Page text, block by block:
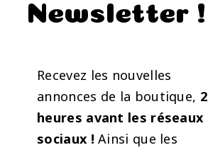
Newsletter !
Recevez les nouvelles
annonces de la boutique, 2
heures avant les réseaux
sociaux ! Ainsi que les